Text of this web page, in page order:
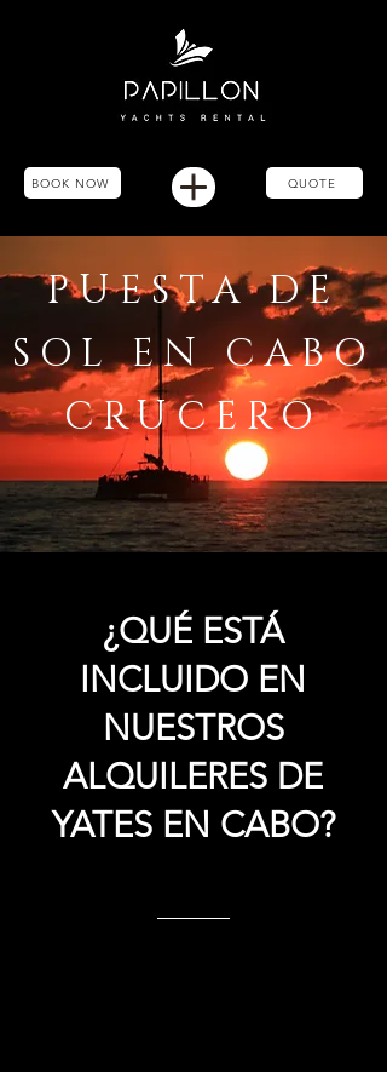
BOOK NOW QUOTE
PUESTA DE
SOL EN CABO
CRUCERO
¿QUÉ ESTÁ
INCLUIDO EN
NUESTROS
ALQUILERES DE
YATES EN CABO?